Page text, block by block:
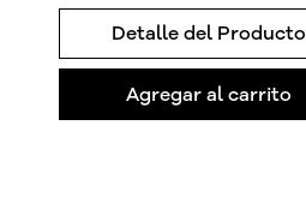
Detalle del Producto
Agregar al carrito